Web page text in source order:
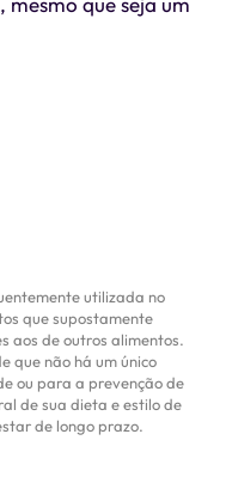
utilizada no
que supostamente
aos de outros alimentos.
que não há um único
ou para a prevenção de
de sua dieta e estilo de
de longo prazo.